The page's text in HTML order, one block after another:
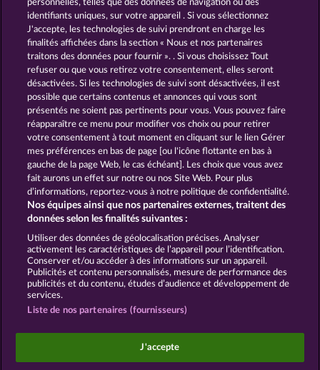
GOLDEN EI OF
MOORHUHN
FOREVER
DIAMONDS
Voir tous les jeux
CGU Charte de confidentialité
Mentions légales Société FAQ
Facebook
Envoyer la demande de rétractation
Les jeux de casino sociaux sont prévus uniquement
à des fins de divertissement et n'ont absolument
personnelles, telles que des données de navigation ou des
identifiants uniques, sur votre appareil . Si vous sélectionnez
J'accepte, les technologies de suivi prendront en charge les
finalités affichées dans la section « Nous et nos partenaires
traitons des données pour fournir ». . Si vous choisissez Tout
refuser ou que vous retirez votre consentement, elles seront
désactivées. Si les technologies de suivi sont désactivées, il est
possible que certains contenus et annonces qui vous sont
présentés ne soient pas pertinents pour vous. Vous pouvez faire
réapparaître ce menu pour modifier vos choix ou pour retirer
votre consentement à tout moment en cliquant sur le lien Gérer
mes préférences en bas de page [ou l'icône flottante en bas à
gauche de la page Web, le cas échéant]. Les choix que vous avez
fait aurons un effet sur notre ou nos Site Web. Pour plus
d’informations, reportez-vous à notre politique de confidentialité.
Nos équipes ainsi que nos partenaires externes, traitent des
données selon les finalités suivantes :
Utiliser des données de géolocalisation précises. Analyser
activement les caractéristiques de l’appareil pour l’identification.
Conserver et/ou accéder à des informations sur un appareil.
Publicités et contenu personnalisés, mesure de performance des
publicités et du contenu, études d’audience et développement de
services.
Liste de nos partenaires (fournisseurs)
J'accepte